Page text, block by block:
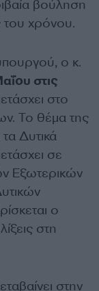
βούληση
του χρόνου.
ο κ.
στις
στο
Το θέμα της
Δυτικά
σε
Εξωτερικών
ο
στη
στην